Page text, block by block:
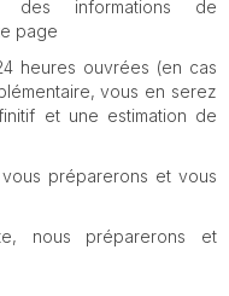
des informations de
page
heures ouvrées (en cas
vous en serez
et une estimation de
préparerons et vous
nous préparerons et